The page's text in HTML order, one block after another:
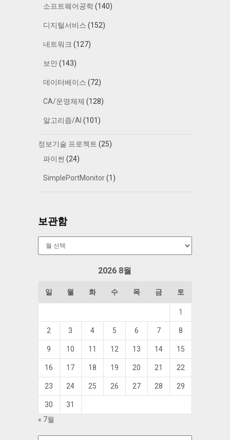
소프트웨어공학(140)
디지털서비스 (152)
네트워크 (127)
보안(143)
데이터베이스 (72)
CA/운영체제 (128)
알고리즘/AI (101)
정보기술 프로젝트 (25)
파이썬 (24)
SimplePortMonitor(1)
보관함
2026 8월
일 월 화 수 목 금 토
1
2 3 4 5 6 7 8
9 10 11 12 13 14 15
16 17 18 19 20 21 22
23 24 25 26 27 28 29
30
31
« 7월